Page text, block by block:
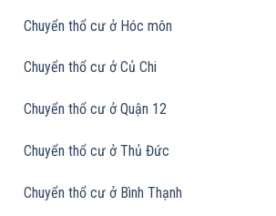
Chuyển thổ cư ở Hóc môn
Chuyển thổ cư ở Củ Chi
Chuyển thổ cư ở Quận 12
Chuyển thổ cư ở Thủ Đức
Chuyển thổ cư ở Bình Thạnh